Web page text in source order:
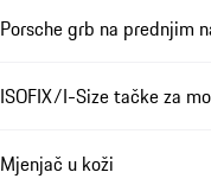
Porsche grb na prednjim
ISOFIX/I-Size tačke za
Mjenjač u koži